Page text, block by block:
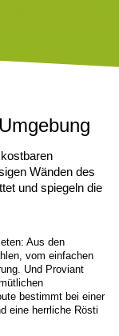
Wänden des
und spiegeln die
Aus den
vom einfachen
Und Proviant
bestimmt bei einer
eine herrliche Rösti